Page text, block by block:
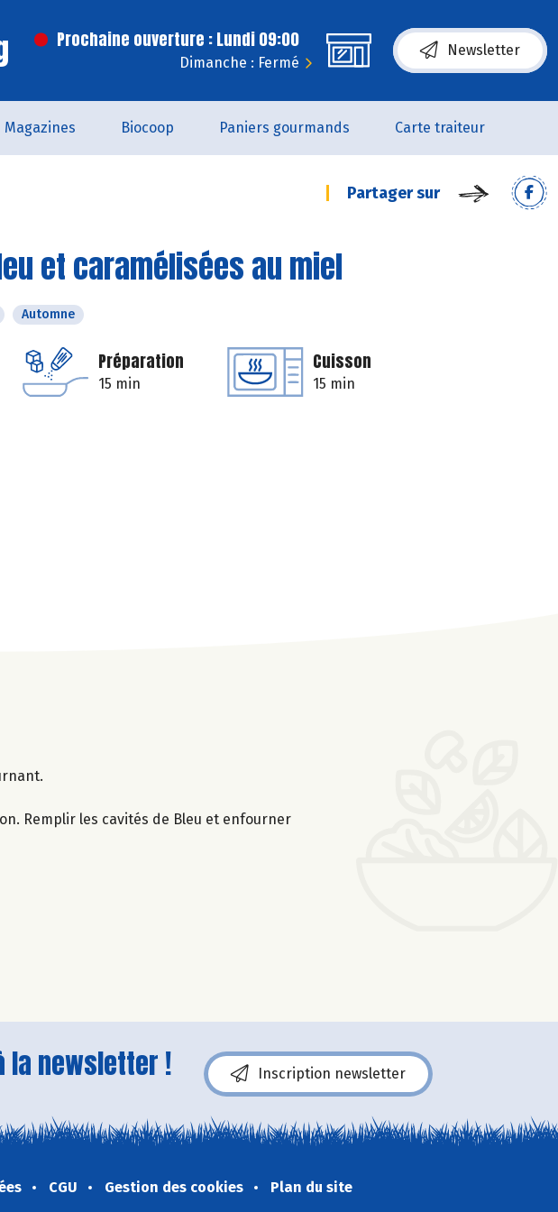
Prochaine ouverture : Lundi 09:00
Dimanche : Fermé
Newsletter
Magazines Biocoop Paniers gourmands Carte traiteur
Partager sur
et caramélisées au miel
Automne
Préparation
15 min
Cuisson
15 min
Remplir les cavités de Bleu et enfourner
la newsletter ! Inscription newsletter
CGU Gestion des cookies Plan du site